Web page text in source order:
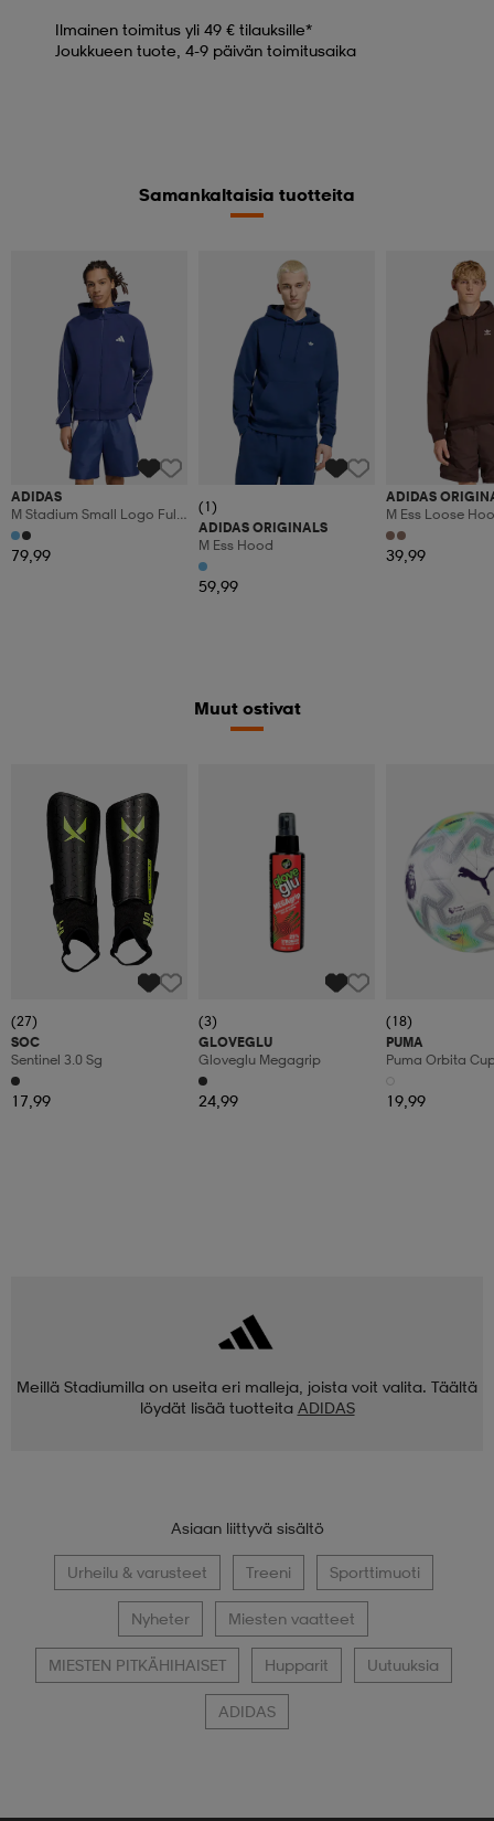
Ilmainen toimitus yli 49 € tilauksille*
Joukkueen tuote, 4-9 päivän toimitusaika
Samankaltaisia tuotteita
ADIDAS
M Stadium Small Logo Full-
Zip Hoodie
79,99
(1)
ADIDAS ORIGINALS
M Ess Hood
59,99
ADIDAS
M Ess Loose
39,99
Muut ostivat
(27)
SOC
Sentinel 3.0 Sg
17,99
(3)
GLOVEGLU
Gloveglu Megagrip
24,99
(18)
PUMA
Puma Orbita
19,99
Meillä Stadiumilla on useita eri malleja, joista voit valita. Täältä
löydät lisää tuotteita ADIDAS
Asiaan liittyvä sisältö
Urheilu & varusteet Treeni Sporttimuoti
Nyheter Miesten vaatteet
MIESTEN PITKÄHIHAISET Hupparit Uutuuksia
ADIDAS